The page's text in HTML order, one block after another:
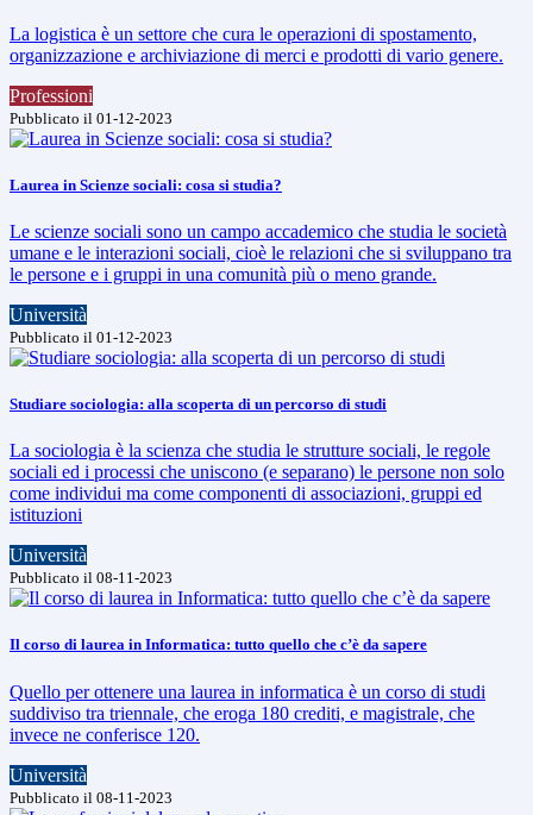
La logistica è un settore che cura le operazioni di spostamento,
organizzazione e archiviazione di merci e prodotti di vario genere.
Professioni
Pubblicato il 01-12-2023
Laurea in Scienze sociali: cosa si studia?
Le scienze sociali sono un campo accademico che studia le società
umane e le interazioni sociali, cioè le relazioni che si sviluppano tra
le persone e i gruppi in una comunità più o meno grande.
Università
Pubblicato il 01-12-2023
Studiare sociologia: alla scoperta di un percorso di studi
La sociologia è la scienza che studia le strutture sociali, le regole
sociali ed i processi che uniscono (e separano) le persone non solo
come individui ma come componenti di associazioni, gruppi ed
istituzioni
Università
Pubblicato il 08-11-2023
Il corso di laurea in Informatica: tutto quello che c’è da sapere
Quello per ottenere una laurea in informatica è un corso di studi
suddiviso tra triennale, che eroga 180 crediti, e magistrale, che
invece ne conferisce 120.
Università
Pubblicato il 08-11-2023